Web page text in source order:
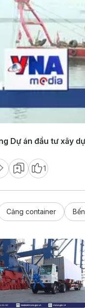
Dự án đầu tư xây
1
Cảng container